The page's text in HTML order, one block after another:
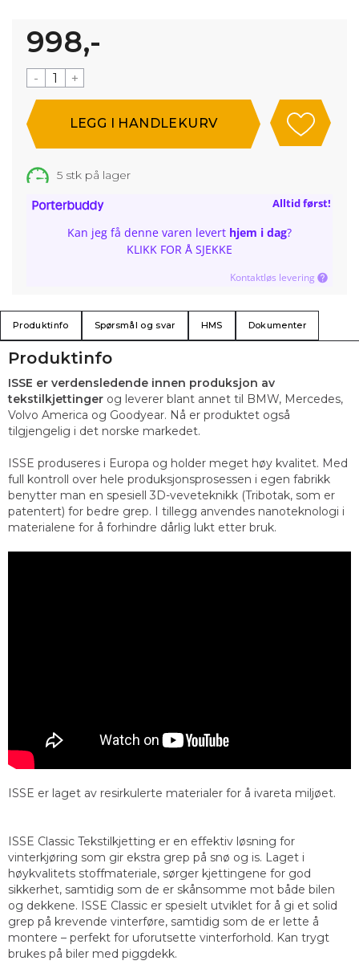
998,-
- +
5 stk på lager
Alltid først!
Kan jeg få denne varen levert hjem i dag?
KLIKK FOR Å SJEKKE
Kontaktløs levering
Produktinfo Spørsmål og svar HMS Dokumenter
Produktinfo
ISSE er verdensledende innen produksjon av
tekstilkjettinger og leverer blant annet til BMW, Mercedes,
Volvo America og Goodyear. Nå er produktet også
tilgjengelig i det norske markedet.
ISSE produseres i Europa og holder meget høy kvalitet. Med
full kontroll over hele produksjonsprosessen i egen fabrikk
benytter man en spesiell 3D-veveteknikk (Tribotak, som er
patentert) for bedre grep. I tillegg anvendes nanoteknologi i
materialene for å forhindre dårlig lukt etter bruk.
ISSE er laget av resirkulerte materialer for å ivareta miljøet.
ISSE Classic Tekstilkjetting er en effektiv løsning for
vinterkjøring som gir ekstra grep på snø og is. Laget i
høykvalitets stoffmateriale, sørger kjettingene for god
sikkerhet, samtidig som de er skånsomme mot både bilen
og dekkene. ISSE Classic er spesielt utviklet for å gi et solid
grep på krevende vinterføre, samtidig som de er lette å
montere – perfekt for uforutsette vinterforhold. Kan trygt
brukes på biler med piggdekk.